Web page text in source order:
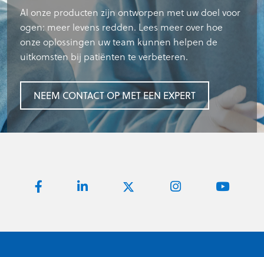
Al onze producten zijn ontworpen met uw doel voor
ogen: meer levens redden. Lees meer over hoe
onze oplossingen uw team kunnen helpen de
uitkomsten bij patiënten te verbeteren.
NEEM CONTACT OP MET EEN EXPERT